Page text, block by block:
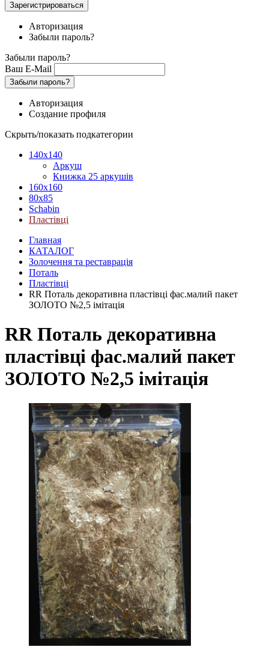
Зарегистрироваться
Авторизация
Забыли пароль?
Забыли пароль?
Ваш E-Mail
Забыли пароль?
Авторизация
Создание профиля
Скрыть/показать подкатегории
140х140
Аркуш
Книжка 25 аркушів
160х160
80х85
Schabin
Пластівці
Главная
КАТАЛОГ
Золочення та реставрація
Поталь
Пластівці
RR Поталь декоративна пластівці фас.малий пакет
ЗОЛОТО №2,5 імітація
RR Поталь декоративна
пластівці фас.малий пакет
ЗОЛОТО №2,5 імітація